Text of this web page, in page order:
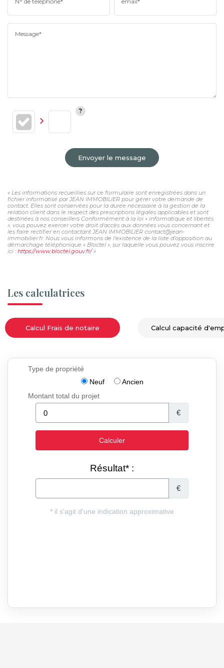
Message*
Envoyer le message
« Les informations recueillies sur ce formulaire sont enregistrées dans un
fichier informatisé par JEAN IMMOBILIER pour gérer votre demande de
contact. Elles sont conservées pour la durée nécessaire à la gestion de la
relation client dans le respect des prescriptions légales applicables et sont
destinées à nos conseillers Conformément à la loi « informatique et libertés
», vous pouvez exercer votre droit d'accès aux données vous concernant et
les faire rectifier en contactant JEAN IMMOBILIER contact@jean-
immobilier.fr. Nous vous informons de l'existence de la liste d'opposition au
démarchage téléphonique « Bloctel », sur laquelle vous pouvez vous inscrire
ici : https://www.bloctel.gouv.fr/»
Les calculatrices
Calcul Frais de notaire Calcul capacité